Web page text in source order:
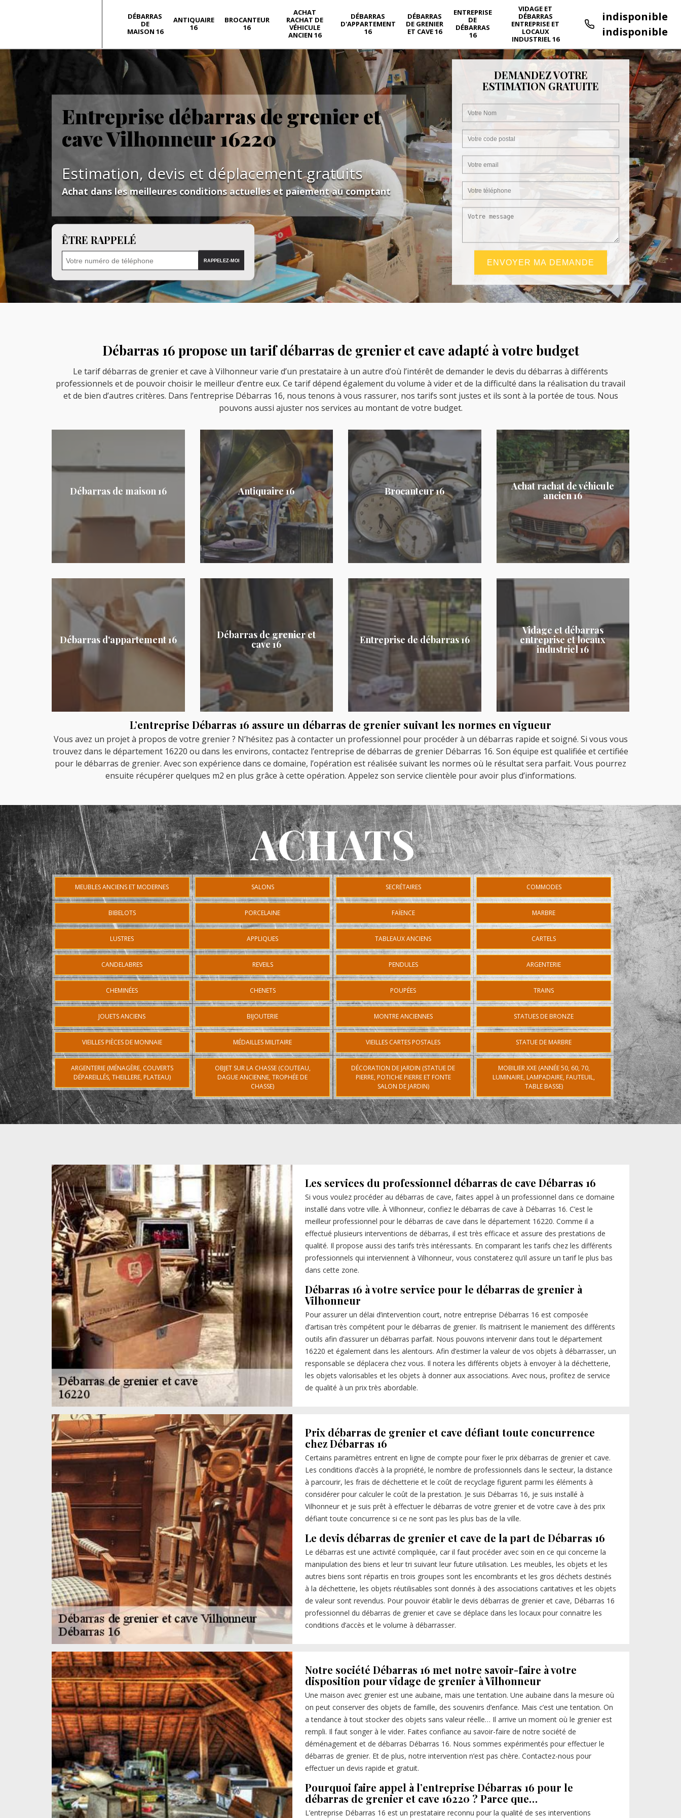
DÉBARRAS
DE
MAISON 16
ANTIQUAIRE
16
BROCANTEUR
16
ACHAT
RACHAT DE
VÉHICULE
ANCIEN 16
DÉBARRAS
D'APPARTEMENT
16
DÉBARRAS
DE GRENIER
ET CAVE 16
ENTREPRISE
DE
DÉBARRAS
16
VIDAGE ET
DÉBARRAS
ENTREPRISE ET
LOCAUX
INDUSTRIEL 16
indisponible
indisponible
Entreprise débarras de grenier et
cave Vilhonneur 16220
Estimation, devis et déplacement gratuits
Achat dans les meilleures conditions actuelles et paiement au comptant
ÊTRE RAPPELÉ
DEMANDEZ VOTRE
ESTIMATION GRATUITE
Débarras 16 propose un tarif débarras de grenier et cave adapté à votre budget
Le tarif débarras de grenier et cave à Vilhonneur varie d’un prestataire à un autre d’où l’intérêt de demander le devis du débarras à différents
professionnels et de pouvoir choisir le meilleur d’entre eux. Ce tarif dépend également du volume à vider et de la difficulté dans la réalisation du travail
et de bien d’autres critères. Dans l’entreprise Débarras 16, nous tenons à vous rassurer, nos tarifs sont justes et ils sont à la portée de tous. Nous
pouvons aussi ajuster nos services au montant de votre budget.
Débarras de maison 16 Antiquaire 16 Brocanteur 16 Achat rachat de véhicule
ancien 16
Débarras d'appartement 16 Débarras de grenier et
cave 16 Entreprise de débarras 16
Vidage et débarras
entreprise et locaux
industriel 16
L’entreprise Débarras 16 assure un débarras de grenier suivant les normes en vigueur
Vous avez un projet à propos de votre grenier ? N’hésitez pas à contacter un professionnel pour procéder à un débarras rapide et soigné. Si vous vous
trouvez dans le département 16220 ou dans les environs, contactez l’entreprise de débarras de grenier Débarras 16. Son équipe est qualifiée et certifiée
pour le débarras de grenier. Avec son expérience dans ce domaine, l’opération est réalisée suivant les normes où le résultat sera parfait. Vous pourrez
ensuite récupérer quelques m2 en plus grâce à cette opération. Appelez son service clientèle pour avoir plus d’informations.
ACHATS
MEUBLES ANCIENS ET MODERNES SALONS SECRÉTAIRES COMMODES
BIBELOTS PORCELAINE FAÏENCE MARBRE
LUSTRES APPLIQUES TABLEAUX ANCIENS CARTELS
CANDELABRES REVEILS PENDULES ARGENTERIE
CHEMINÉES CHENETS POUPÉES TRAINS
JOUETS ANCIENS BIJOUTERIE MONTRE ANCIENNES STATUES DE BRONZE
VIEILLES PIÈCES DE MONNAIE MÉDAILLES MILITAIRE VIEILLES CARTES POSTALES STATUE DE MARBRE
ARGENTERIE (MÉNAGÈRE, COUVERTS
DÉPAREILLÉS, THEILLERE, PLATEAU)
OBJET SUR LA CHASSE (COUTEAU,
DAGUE ANCIENNE, TROPHÉE DE
CHASSE)
DÉCORATION DE JARDIN (STATUE DE
PIERRE, POTICHE PIERRE ET FONTE
SALON DE JARDIN)
MOBILIER XXE (ANNÉE 50, 60, 70,
LUMINAIRE, LAMPADAIRE, FAUTEUIL,
TABLE BASSE)
Les services du professionnel débarras de cave Débarras 16
Si vous voulez procéder au débarras de cave, faites appel à un professionnel dans ce domaine
installé dans votre ville. À Vilhonneur, confiez le débarras de cave à Débarras 16. C’est le
meilleur professionnel pour le débarras de cave dans le département 16220. Comme il a
effectué plusieurs interventions de débarras, il est très efficace et assure des prestations de
qualité. Il propose aussi des tarifs très intéressants. En comparant les tarifs chez les différents
professionnels qui interviennent à Vilhonneur, vous constaterez qu’il assure un tarif le plus bas
dans cette zone.
Débarras 16 à votre service pour le débarras de grenier à
Vilhonneur
Pour assurer un délai d’intervention court, notre entreprise Débarras 16 est composée
d’artisan très compétent pour le débarras de grenier. Ils maitrisent le maniement des différents
outils afin d’assurer un débarras parfait. Nous pouvons intervenir dans tout le département
16220 et également dans les alentours. Afin d’estimer la valeur de vos objets à débarrasser, un
responsable se déplacera chez vous. Il notera les différents objets à envoyer à la déchetterie,
les objets valorisables et les objets à donner aux associations. Avec nous, profitez de service
de qualité à un prix très abordable.
Prix débarras de grenier et cave défiant toute concurrence
chez Débarras 16
Certains paramètres entrent en ligne de compte pour fixer le prix débarras de grenier et cave.
Les conditions d’accès à la propriété, le nombre de professionnels dans le secteur, la distance
à parcourir, les frais de déchetterie et le coût de recyclage figurent parmi les éléments à
considérer pour calculer le coût de la prestation. Je suis Débarras 16, je suis installé à
Vilhonneur et je suis prêt à effectuer le débarras de votre grenier et de votre cave à des prix
défiant toute concurrence si ce ne sont pas les plus bas de la ville.
Le devis débarras de grenier et cave de la part de Débarras 16
Le débarras est une activité compliquée, car il faut procéder avec soin en ce qui concerne la
manipulation des biens et leur tri suivant leur future utilisation. Les meubles, les objets et les
autres biens sont répartis en trois groupes sont les encombrants et les gros déchets destinés
à la déchetterie, les objets réutilisables sont donnés à des associations caritatives et les objets
de valeur sont revendus. Pour pouvoir établir le devis débarras de grenier et cave, Débarras 16
professionnel du débarras de grenier et cave se déplace dans les locaux pour connaitre les
conditions d’accès et le volume à débarrasser.
Notre société Débarras 16 met notre savoir-faire à votre
disposition pour vidage de grenier à Vilhonneur
Une maison avec grenier est une aubaine, mais une tentation. Une aubaine dans la mesure où
on peut conserver des objets de famille, des souvenirs d’enfance. Mais c’est une tentation. On
a tendance à tout stocker des objets sans valeur réelle… Il arrive un moment où le grenier est
rempli. Il faut songer à le vider. Faites confiance au savoir-faire de notre société de
déménagement et de débarras Débarras 16. Nous sommes expérimentés pour effectuer le
débarras de grenier. Et de plus, notre intervention n’est pas chère. Contactez-nous pour
effectuer un devis rapide et gratuit.
Pourquoi faire appel à l’entreprise Débarras 16 pour le
débarras de grenier et cave 16220 ? Parce que…
L’entreprise Débarras 16 est un prestataire reconnu pour la qualité de ses interventions